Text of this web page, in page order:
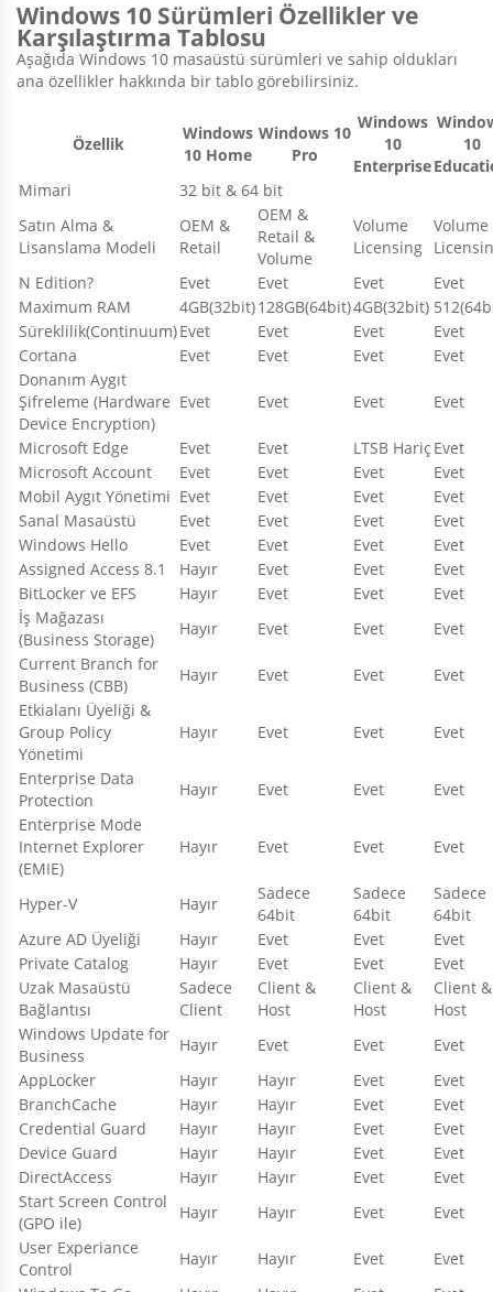
Windows 10 Sürümleri Özellikler ve
Karşılaştırma Tablosu
Aşağıda Windows 10 masaüstü sürümleri ve sahip oldukları
ana özellikler hakkında bir tablo görebilirsiniz.
Özellik
Windows
10 Home
Windows 10
Pro
Windows
10
Enterprise
10
Mimari
32 bit & 64 bit
Satın Alma &
Lisanslama Modeli
OEM &
Retail
OEM &
Retail &
Volume
Volume
Licensing
Volume
N Edition?
Evet Evet Evet
Evet
Maximum RAM
4GB(32bit)128GB(64bit)4GB(32bit)
Süreklilik(Continuum)Evet Evet Evet
Evet
Cortana
Evet Evet Evet
Evet
Donanım Aygıt
Şifreleme (Hardware
Device Encryption)
Evet Evet Evet Evet
Microsoft Edge Evet Evet LTSB Hariç Evet
Microsoft Account
Evet Evet Evet
Evet
Mobil Aygıt Yönetimi Evet Evet Evet
Evet
Sanal Masaüstü
Evet Evet Evet
Evet
Windows Hello
Evet Evet Evet
Evet
Assigned Access 8.1
Hayır Evet Evet
Evet
BitLocker ve EFS
Hayır Evet Evet
Evet
İş Mağazası
(Business Storage)
Hayır Evet Evet
Evet
Current Branch for
Business (CBB)
Hayır Evet Evet
Evet
Etkialanı Üyeliği &
Group Policy
Yönetimi
Hayır Evet Evet Evet
Enterprise Data
Protection
Hayır Evet Evet
Evet
Enterprise Mode
Internet Explorer
(EMIE)
Hayır Evet Evet Evet
Hyper-V Hayır
Sadece
64bit
Sadece
64bit
Sadece
64bit
Azure AD Üyeliği
Hayır Evet Evet
Evet
Private Catalog
Hayır Evet Evet
Evet
Uzak Masaüstü
Bağlantısı
Sadece
Client
Client &
Host
Client &
Host
Client &
Host
Windows Update for
Business
Hayır Evet Evet
Evet
AppLocker
Hayır Hayır Evet
Evet
BranchCache
Hayır Hayır Evet
Evet
Credential Guard
Hayır Hayır Evet
Evet
Device Guard
Hayır Hayır Evet
Evet
DirectAccess
Hayır Hayır Evet
Evet
Start Screen Control
(GPO ile)
Hayır Hayır Evet
Evet
User Experiance
Control
Hayır Hayır Evet
Evet